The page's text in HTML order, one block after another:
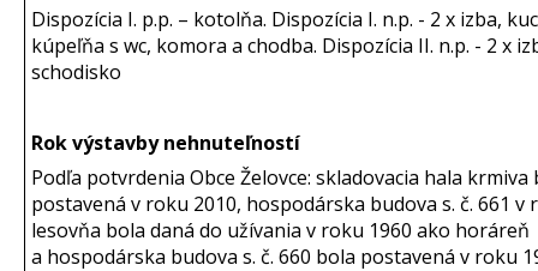
Dispozícia I. p.p. – kotolňa. Dispozícia I. n.p. - 2 x izba,
kúpeľňa s wc, komora a chodba. Dispozícia II. n.p. - 2 x
schodisko
Rok výstavby nehnuteľností
Podľa potvrdenia Obce Želovce: skladovacia hala krmiva
postavená v roku 2010, hospodárska budova s. č. 661 v
lesovňa bola daná do užívania v roku 1960 ako horáreň
a hospodárska budova s. č. 660 bola postavená v roku